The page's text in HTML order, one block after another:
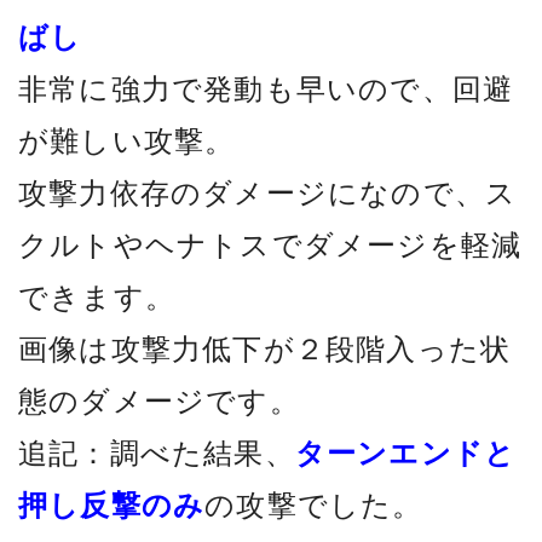
ばし
非常に強力で発動も早いので、回避
が難しい攻撃。
攻撃力依存のダメージになので、ス
クルトやヘナトスでダメージを軽減
できます。
画像は攻撃力低下が２段階入った状
態のダメージです。
追記：調べた結果、 ターンエンドと
押し反撃のみの攻撃でした。